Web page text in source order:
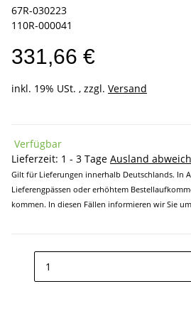
67R-030223
110R-000041
331,66 €
inkl. 19% USt. , zzgl. Versand
Verfügbar
Lieferzeit: 1 - 3 Tage Ausland
Gilt für Lieferungen innerhalb Deutschlands. In
Lieferengpässen oder erhöhtem
kommen. In diesen Fällen informieren wir Sie